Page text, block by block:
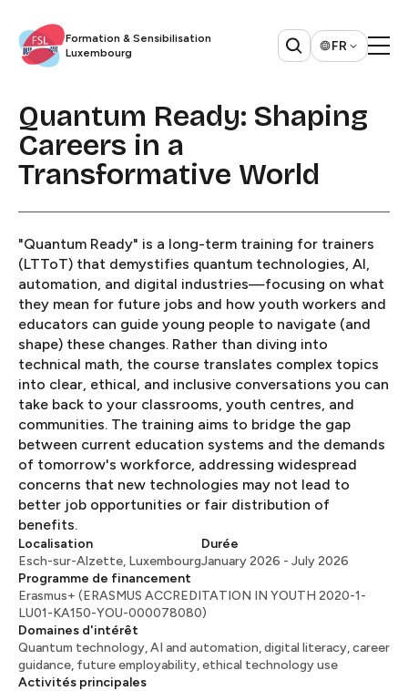
Formation & Sensibilisation
Luxembourg​​​​‌ ‍ ​‍​‍‌‍ ‌ ​‍‌‍‍‌‌‍‌ ‌‍‍‌‌‍ ‍​‍​‍​ ‍‍​‍​‍‌ ​ ‌‍​‌‌‍ ‍‌‍‍‌‌ ‌​‌ ‍‌​‍ ‍‌‍‍‌‌‍ ​‍​‍​‍ ​​‍​‍‌‍‍​‌ ​‍‌‍‌‌‌‍‌‍​‍​‍​ ‍‍​‍​‍​‍ ‌ ​ ‌ ‌​‌ ‌‌‌‍‌​‌‍‍‌‌‍ ​‍ ‌‍‍‌‌‍ ‍‌ ‌​‌‍‌‌‌‍ ‍‌ ‌​​‍ ‌‍‌‌‌‍‌​‌‍‍‌‌ ‌​​‍ ‌‍ ‌‌‍ ‌‍‌​‌‍‌‌​ ‌‌ ​​‌ ​‍‌‍‌‌‌ ​ ‌‍‌‌‌‍ ‍‌ ‌​‌‍​‌‌ ‌​‌‍‍‌‌‍ ‌‍ ‍​ ‍ ‌‍‍‌‌‍‌​​ ‌​ ​​‌‍​ ‌‍​‌​ ‌‍‌‍​‍​ ‌‌​ ​‍‌‍​ ​‍ ‌‌‍‌​​ ‌‍​ ​‌‌‍​‍​‍ ‌​ ‌​​ ‌‌‌‍‌‌​ ‌‍​‍ ‌​ ‍​​ ‌ ‌‍​‌​ ‌​​‍ ‌​ ‌‌‌‍‌‌​ ​ ​ ‌‍​ ‌​‌‍‌‌​ ‌‍​ ​​‌‍​‌​ ‌‍​ ​‍​ ​ ​ ‍ ‌ ‌​‌ ‍‌‌ ​​‌‍‌‌​ ‌‌ ​ ‌‍‍‌‌ ‌​‌‍‌‌‌‌​ ‌‍‌‌‌ ‌​‌ ‌​‌‍‍‌‌‍ ‍‌‍‌ ‌ ​ ​ ‍ ‌ ​​‌‍​‌‌ ‌​‌‍‍​​ ‌‌‍​‍‌ ​‍‌‍​‌‌‍ ‍‌‍‌​‌‍‍‌‌‍ ‍‌‍‌ ​‍ ‍‌‍​‍‌ ​‍‌‍​‌‌‍ ‍‌‍‌​‌​ ‍‌‍​‌‌‍ ‌‌‍‌‌​ ‌‍​‍‌‍​‌‌ ​ ‌‍‌‌‌‌‌‌‌ ​‍‌‍ ​​ ‌​‍‌‌​ ​‍‌​‌‍‌ ​ ‌ ‌​‌ ‌‌‌‍‌​‌‍‍‌‌‍ ​‍‌‍‌‍‍‌‌‍‌​​ ‌​ ​​‌‍​ ‌‍​‌​ ‌‍‌‍​‍​ ‌‌​ ​‍‌‍​ ​‍ ‌‌‍‌​​ ‌‍​ ​‌‌‍​‍​‍ ‌​ ‌​​ ‌‌‌‍‌‌​ ‌‍​‍ ‌​ ‍​​ ‌ ‌‍​‌​ ‌​​‍ ‌​ ‌‌‌‍‌‌​ ​ ​ ‌‍​ ‌​‌‍‌‌​ ‌‍​ ​​‌‍​‌​ ‌‍​ ​‍​ ​ ​‍‌‍‌ ‌​‌ ‍‌‌ ​​‌‍‌‌​ ‌‌ ​ ‌‍‍‌‌ ‌​‌‍‌‌‌‌​ ‌‍‌‌‌ ‌​‌ ‌​‌‍‍‌‌‍ ‍‌‍‌ ‌ ​ ​‍‌‍‌ ​​‌‍​‌‌ ‌​‌‍‍​​ ‌‌‍​‍‌ ​‍‌‍​‌‌‍ ‍‌‍‌​‌‍‍‌‌‍ ‍‌‍‌ ​‍ ‍‌‍​‍‌ ​‍‌‍​‌‌‍ ‍‌‍‌​‌​ ‍‌‍​‌‌‍ ‌‌‍‌‌​‍‌‍‌ ​​‌‍‌‌‌ ​‍‌ ​ ‌ ​​‌‍‌‌‌‍​ ‌ ‌​‌‍‍‌‌ ‌‍‌‍‌‌​ ‌‌ ​​‌ ‌‌‌‍​‍‌‍ ​‌‍‍‌‌ ​ ‌‍‍​‌‍‌‌‌‍‌​​‍​‍‌ ‌
FR
Quantum Ready: Shaping
Careers in a
Transformative World​​​​‌ ‍ ​‍​‍‌‍ ‌ ​‍‌‍‍‌‌‍‌ ‌‍‍‌‌‍ ‍​‍​‍​ ‍‍​‍​‍‌ ​ ‌‍​‌‌‍ ‍‌‍‍‌‌ ‌​‌ ‍‌​‍ ‍‌‍‍‌‌‍ ​‍​‍​‍ ​​‍​‍‌‍‍​‌ ​‍‌‍‌‌‌‍‌‍​‍​‍​ ‍‍​‍​‍​‍ ‌ ​ ‌ ‌​‌ ‌‌‌‍‌​‌‍‍‌‌‍ ​‍ ‌‍‍‌‌‍ ‍‌ ‌​‌‍‌‌‌‍ ‍‌ ‌​​‍ ‌‍‌‌‌‍‌​‌‍‍‌‌ ‌​​‍ ‌‍ ‌‌‍ ‌‍‌​‌‍‌‌​ ‌‌ ​​‌ ​‍‌‍‌‌‌ ​ ‌‍‌‌‌‍ ‍‌ ‌​‌‍​‌‌ ‌​‌‍‍‌‌‍ ‌‍ ‍​ ‍ ‌‍‍‌‌‍‌​​ ‌‌‍‌‍​ ​‍​ ​‌‌‍​‍​ ​ ​ ‌‍​ ‌‍​ ​‌​‍ ‌​ ​‌‌‍‌‌​ ‍​​ ‌ ​‍ ‌​ ‌​‌‍‌‌​ ‌​‌‍‌​​‍ ‌​ ‍‌​ ‍‌​ ‌​‌‍‌‍​‍ ‌‌‍​‍‌‍‌​​ ‍‌​ ​‌​ ​‍​ ​‍​ ‌​​ ​‌​ ‌ ‌‍​ ‌‍‌​​ ​‌​ ‍ ‌ ‌​‌ ‍‌‌ ​​‌‍‌‌​ ‌‌ ​​‌ ​‍‌‍ ‌‍‍‍‌‍‌‌‌‍​ ‌ ‌​​ ‍ ‌ ​​‌‍​‌‌ ‌​‌‍‍​​ ‌‌ ‌​‌‍‍‌‌ ‌​‌‍ ​‌‍‌‌​ ‌‍​‍‌‍​‌‌ ​ ‌‍‌‌‌‌‌‌‌ ​‍‌‍ ​​ ‌​‍‌‌​ ​‍‌​‌‍‌ ​ ‌ ‌​‌ ‌‌‌‍‌​‌‍‍‌‌‍ ​‍‌‍‌‍‍‌‌‍‌​​ ‌‌‍‌‍​ ​‍​ ​‌‌‍​‍​ ​ ​ ‌‍​ ‌‍​ ​‌​‍ ‌​ ​‌‌‍‌‌​ ‍​​ ‌ ​‍ ‌​ ‌​‌‍‌‌​ ‌​‌‍‌​​‍ ‌​ ‍‌​ ‍‌​ ‌​‌‍‌‍​‍ ‌‌‍​‍‌‍‌​​ ‍‌​ ​‌​ ​‍​ ​‍​ ‌​​ ​‌​ ‌ ‌‍​ ‌‍‌​​ ​‌​‍‌‍‌ ‌​‌ ‍‌‌ ​​‌‍‌‌​ ‌‌ ​​‌ ​‍‌‍ ‌‍‍‍‌‍‌‌‌‍​ ‌ ‌​​‍‌‍‌ ​​‌‍​‌‌ ‌​‌‍‍​​ ‌‌ ‌​‌‍‍‌‌ ‌​‌‍ ​‌‍‌‌​‍‌‍‌ ​​‌‍‌‌‌ ​‍‌ ​ ‌ ​​‌‍‌‌‌‍​ ‌ ‌​‌‍‍‌‌ ‌‍‌‍‌‌​ ‌‌ ​​‌ ‌‌‌‍​‍‌‍ ​‌‍‍‌‌ ​ ‌‍‍​‌‍‌‌‌‍‌​​‍​‍‌ ‌
"Quantum Ready" is a long-term training for trainers
(LTToT) that demystifies quantum technologies, AI,
automation, and digital industries—focusing on what
they mean for future jobs and how youth workers and
educators can guide young people to navigate (and
shape) these changes. Rather than diving into
technical math, the course translates complex topics
into clear, ethical, and inclusive conversations you can
take back to your classrooms, youth centres, and
communities. The training aims to bridge the gap
between current education systems and the demands
of tomorrow's workforce, addressing widespread
concerns that new technologies may not lead to
better job opportunities or fair distribution of
benefits. ​​​​‌ ‍ ​‍​‍‌‍ ‌ ​‍‌‍‍‌‌‍‌ ‌‍‍‌‌‍ ‍​‍​‍​ ‍‍​‍​‍‌ ​ ‌‍​‌‌‍ ‍‌‍‍‌‌ ‌​‌ ‍‌​‍ ‍‌‍‍‌‌‍ ​‍​‍​‍ ​​‍​‍‌‍‍​‌ ​‍‌‍‌‌‌‍‌‍​‍​‍​ ‍‍​‍​‍​‍ ‌ ​ ‌ ‌​‌ ‌‌‌‍‌​‌‍‍‌‌‍ ​‍ ‌‍‍‌‌‍ ‍‌ ‌​‌‍‌‌‌‍ ‍‌ ‌​​‍ ‌‍‌‌‌‍‌​‌‍‍‌‌ ‌​​‍ ‌‍ ‌‌‍ ‌‍‌​‌‍‌‌​ ‌‌ ​​‌ ​‍‌‍‌‌‌ ​ ‌‍‌‌‌‍ ‍‌ ‌​‌‍​‌‌ ‌​‌‍‍‌‌‍ ‌‍ ‍​ ‍ ‌‍‍‌‌‍‌​​ ‌‌‍‌‍​ ​‍​ ​‌‌‍​‍​ ​ ​ ‌‍​ ‌‍​ ​‌​‍ ‌​ ​‌‌‍‌‌​ ‍​​ ‌ ​‍ ‌​ ‌​‌‍‌‌​ ‌​‌‍‌​​‍ ‌​ ‍‌​ ‍‌​ ‌​‌‍‌‍​‍ ‌‌‍​‍‌‍‌​​ ‍‌​ ​‌​ ​‍​ ​‍​ ‌​​ ​‌​ ‌ ‌‍​ ‌‍‌​​ ​‌​ ‍ ‌ ‌​‌ ‍‌‌ ​​‌‍‌‌​ ‌‌ ​​‌ ​‍‌‍ ‌‍‍‍‌‍‌‌‌‍​ ‌ ‌​​ ‍ ‌ ​​‌‍​‌‌ ‌​‌‍‍​​ ‌‌‍‌​‌‍‌‌‌ ​ ‌‍​ ‌ ​‍‌‍‍‌‌ ​​‌ ‌​‌‍‍‌‌‍ ‌‍ ‍​ ‌‍​‍‌‍​‌‌ ​ ‌‍‌‌‌‌‌‌‌ ​‍‌‍ ​​ ‌​‍‌‌​ ​‍‌​‌‍‌ ​ ‌ ‌​‌ ‌‌‌‍‌​‌‍‍‌‌‍ ​‍‌‍‌‍‍‌‌‍‌​​ ‌‌‍‌‍​ ​‍​ ​‌‌‍​‍​ ​ ​ ‌‍​ ‌‍​ ​‌​‍ ‌​ ​‌‌‍‌‌​ ‍​​ ‌ ​‍ ‌​ ‌​‌‍‌‌​ ‌​‌‍‌​​‍ ‌​ ‍‌​ ‍‌​ ‌​‌‍‌‍​‍ ‌‌‍​‍‌‍‌​​ ‍‌​ ​‌​ ​‍​ ​‍​ ‌​​ ​‌​ ‌ ‌‍​ ‌‍‌​​ ​‌​‍‌‍‌ ‌​‌ ‍‌‌ ​​‌‍‌‌​ ‌‌ ​​‌ ​‍‌‍ ‌‍‍‍‌‍‌‌‌‍​ ‌ ‌​​‍‌‍‌ ​​‌‍​‌‌ ‌​‌‍‍​​ ‌‌‍‌​‌‍‌‌‌ ​ ‌‍​ ‌ ​‍‌‍‍‌‌ ​​‌ ‌​‌‍‍‌‌‍ ‌‍ ‍​‍‌‍‌ ​​‌‍‌‌‌ ​‍‌ ​ ‌ ​​‌‍‌‌‌‍​ ‌ ‌​‌‍‍‌‌ ‌‍‌‍‌‌​ ‌‌ ​​‌ ‌‌‌‍​‍‌‍ ​‌‍‍‌‌ ​ ‌‍‍​‌‍‌‌‌‍‌​​‍​‍‌ ‌
Localisation
Esch-sur-Alzette, Luxembourg​​​​‌ ‍ ​‍​‍‌‍ ‌ ​‍‌‍‍‌‌‍‌ ‌‍‍‌‌‍ ‍​‍​‍​ ‍‍​‍​‍‌ ​ ‌‍​‌‌‍ ‍‌‍‍‌‌ ‌​‌ ‍‌​‍ ‍‌‍‍‌‌‍ ​‍​‍​‍ ​​‍​‍‌‍‍​‌ ​‍‌‍‌‌‌‍‌‍​‍​‍​ ‍‍​‍​‍​‍ ‌ ​ ‌ ‌​‌ ‌‌‌‍‌​‌‍‍‌‌‍ ​‍ ‌‍‍‌‌‍ ‍‌ ‌​‌‍‌‌‌‍ ‍‌ ‌​​‍ ‌‍‌‌‌‍‌​‌‍‍‌‌ ‌​​‍ ‌‍ ‌‌‍ ‌‍‌​‌‍‌‌​ ‌‌ ​​‌ ​‍‌‍‌‌‌ ​ ‌‍‌‌‌‍ ‍‌ ‌​‌‍​‌‌ ‌​‌‍‍‌‌‍ ‌‍ ‍​ ‍ ‌‍‍‌‌‍‌​​ ‌‌‍‌‍​ ​‍​ ​‌‌‍​‍​ ​ ​ ‌‍​ ‌‍​ ​‌​‍ ‌​ ​‌‌‍‌‌​ ‍​​ ‌ ​‍ ‌​ ‌​‌‍‌‌​ ‌​‌‍‌​​‍ ‌​ ‍‌​ ‍‌​ ‌​‌‍‌‍​‍ ‌‌‍​‍‌‍‌​​ ‍‌​ ​‌​ ​‍​ ​‍​ ‌​​ ​‌​ ‌ ‌‍​ ‌‍‌​​ ​‌​ ‍ ‌ ‌​‌ ‍‌‌ ​​‌‍‌‌​ ‌‌ ​​‌ ​‍‌‍ ‌‍‍‍‌‍‌‌‌‍​ ‌ ‌​​ ‍ ‌ ​​‌‍​‌‌ ‌​‌‍‍​​ ‌‌‍‌​‌‍‌‌‌ ‌​‌‍​‌‌‍‍‌‌‍ ​‌ ​ ​‍‌‌​ ‌‌‌​​‍‌‌ ‌‍‍ ‌‍‌‌‌ ‍‌​‍‌‌​ ​ ‌​‌​​‍‌‌​ ​ ‌​‌​​‍‌‌​ ​‍​ ​‍​ ​‌​ ‌​​ ​ ‌‍​ ​ ​‍‌‍‌​‌‍‌‌​ ‍​​ ‍​‌‍‌‌​ ​‌​ ‍​​‍‌‌​ ​‍​ ​‍​‍‌‌​ ‌‌‌​‌​​‍ ‍‌‍‍‌‌‍ ‍‌‍‌‍‌‍ ​ ‌‍​‍‌‍​‌‌ ​ ‌‍‌‌‌‌‌‌‌ ​‍‌‍ ​​ ‌​‍‌‌​ ​‍‌​‌‍‌ ​ ‌ ‌​‌ ‌‌‌‍‌​‌‍‍‌‌‍ ​‍‌‍‌‍‍‌‌‍‌​​ ‌‌‍‌‍​ ​‍​ ​‌‌‍​‍​ ​ ​ ‌‍​ ‌‍​ ​‌​‍ ‌​ ​‌‌‍‌‌​ ‍​​ ‌ ​‍ ‌​ ‌​‌‍‌‌​ ‌​‌‍‌​​‍ ‌​ ‍‌​ ‍‌​ ‌​‌‍‌‍​‍ ‌‌‍​‍‌‍‌​​ ‍‌​ ​‌​ ​‍​ ​‍​ ‌​​ ​‌​ ‌ ‌‍​ ‌‍‌​​ ​‌​‍‌‍‌ ‌​‌ ‍‌‌ ​​‌‍‌‌​ ‌‌ ​​‌ ​‍‌‍ ‌‍‍‍‌‍‌‌‌‍​ ‌ ‌​​‍‌‍‌ ​​‌‍​‌‌ ‌​‌‍‍​​ ‌‌‍‌​‌‍‌‌‌ ‌​‌‍​‌‌‍‍‌‌‍ ​‌ ​ ​‍‌‌​ ‌‌‌​​‍‌‌ ‌‍‍ ‌‍‌‌‌ ‍‌​‍‌‌​ ​ ‌​‌​​‍‌‌​ ​ ‌​‌​​‍‌‌​ ​‍​ ​‍​ ​‌​ ‌​​ ​ ‌‍​ ​ ​‍‌‍‌​‌‍‌‌​ ‍​​ ‍​‌‍‌‌​ ​‌​ ‍​​‍‌‌​ ​‍​ ​‍​‍‌‌​ ‌‌‌​‌​​‍ ‍‌‍‍‌‌‍ ‍‌‍‌‍‌‍ ​‍‌‍‌ ​​‌‍‌‌‌ ​‍‌ ​ ‌ ​​‌‍‌‌‌‍​ ‌ ‌​‌‍‍‌‌ ‌‍‌‍‌‌​ ‌‌ ​​‌ ‌‌‌‍​‍‌‍ ​‌‍‍‌‌ ​ ‌‍‍​‌‍‌‌‌‍‌​​‍​‍‌ ‌
Durée
January 2026 - July 2026​​​​‌ ‍ ​‍​‍‌‍ ‌ ​‍‌‍‍‌‌‍‌ ‌‍‍‌‌‍ ‍​‍​‍​ ‍‍​‍​‍‌ ​ ‌‍​‌‌‍ ‍‌‍‍‌‌ ‌​‌ ‍‌​‍ ‍‌‍‍‌‌‍ ​‍​‍​‍ ​​‍​‍‌‍‍​‌ ​‍‌‍‌‌‌‍‌‍​‍​‍​ ‍‍​‍​‍​‍ ‌ ​ ‌ ‌​‌ ‌‌‌‍‌​‌‍‍‌‌‍ ​‍ ‌‍‍‌‌‍ ‍‌ ‌​‌‍‌‌‌‍ ‍‌ ‌​​‍ ‌‍‌‌‌‍‌​‌‍‍‌‌ ‌​​‍ ‌‍ ‌‌‍ ‌‍‌​‌‍‌‌​ ‌‌ ​​‌ ​‍‌‍‌‌‌ ​ ‌‍‌‌‌‍ ‍‌ ‌​‌‍​‌‌ ‌​‌‍‍‌‌‍ ‌‍ ‍​ ‍ ‌‍‍‌‌‍‌​​ ‌‌‍‌‍​ ​‍​ ​‌‌‍​‍​ ​ ​ ‌‍​ ‌‍​ ​‌​‍ ‌​ ​‌‌‍‌‌​ ‍​​ ‌ ​‍ ‌​ ‌​‌‍‌‌​ ‌​‌‍‌​​‍ ‌​ ‍‌​ ‍‌​ ‌​‌‍‌‍​‍ ‌‌‍​‍‌‍‌​​ ‍‌​ ​‌​ ​‍​ ​‍​ ‌​​ ​‌​ ‌ ‌‍​ ‌‍‌​​ ​‌​ ‍ ‌ ‌​‌ ‍‌‌ ​​‌‍‌‌​ ‌‌ ​​‌ ​‍‌‍ ‌‍‍‍‌‍‌‌‌‍​ ‌ ‌​​ ‍ ‌ ​​‌‍​‌‌ ‌​‌‍‍​​ ‌‌‍‌​‌‍‌‌‌ ‌​‌‍​‌‌‍‍‌‌‍ ​‌ ​ ​‍‌‌​ ‌‌‌​​‍‌‌ ‌‍‍ ‌‍‌‌‌ ‍‌​‍‌‌​ ​ ‌​‌​​‍‌‌​ ​ ‌​‌​​‍‌‌​ ​‍​ ​‍​ ‌‍​ ‌‌​ ‌‌​ ​‌​ ‌​​ ‌‌​ ​​​ ​‌‌‍​‌​ ‍‌​ ‌ ‌‍​ ​‍‌‌​ ​‍​ ​‍​‍‌‌​ ‌‌‌​‌​​‍ ‍‌‍‍‌‌‍ ‍‌‍‌‍‌‍ ​ ‌‍​‍‌‍​‌‌ ​ ‌‍‌‌‌‌‌‌‌ ​‍‌‍ ​​ ‌​‍‌‌​ ​‍‌​‌‍‌ ​ ‌ ‌​‌ ‌‌‌‍‌​‌‍‍‌‌‍ ​‍‌‍‌‍‍‌‌‍‌​​ ‌‌‍‌‍​ ​‍​ ​‌‌‍​‍​ ​ ​ ‌‍​ ‌‍​ ​‌​‍ ‌​ ​‌‌‍‌‌​ ‍​​ ‌ ​‍ ‌​ ‌​‌‍‌‌​ ‌​‌‍‌​​‍ ‌​ ‍‌​ ‍‌​ ‌​‌‍‌‍​‍ ‌‌‍​‍‌‍‌​​ ‍‌​ ​‌​ ​‍​ ​‍​ ‌​​ ​‌​ ‌ ‌‍​ ‌‍‌​​ ​‌​‍‌‍‌ ‌​‌ ‍‌‌ ​​‌‍‌‌​ ‌‌ ​​‌ ​‍‌‍ ‌‍‍‍‌‍‌‌‌‍​ ‌ ‌​​‍‌‍‌ ​​‌‍​‌‌ ‌​‌‍‍​​ ‌‌‍‌​‌‍‌‌‌ ‌​‌‍​‌‌‍‍‌‌‍ ​‌ ​ ​‍‌‌​ ‌‌‌​​‍‌‌ ‌‍‍ ‌‍‌‌‌ ‍‌​‍‌‌​ ​ ‌​‌​​‍‌‌​ ​ ‌​‌​​‍‌‌​ ​‍​ ​‍​ ‌‍​ ‌‌​ ‌‌​ ​‌​ ‌​​ ‌‌​ ​​​ ​‌‌‍​‌​ ‍‌​ ‌ ‌‍​ ​‍‌‌​ ​‍​ ​‍​‍‌‌​ ‌‌‌​‌​​‍ ‍‌‍‍‌‌‍ ‍‌‍‌‍‌‍ ​‍‌‍‌ ​​‌‍‌‌‌ ​‍‌ ​ ‌ ​​‌‍‌‌‌‍​ ‌ ‌​‌‍‍‌‌ ‌‍‌‍‌‌​ ‌‌ ​​‌ ‌‌‌‍​‍‌‍ ​‌‍‍‌‌ ​ ‌‍‍​‌‍‌‌‌‍‌​​‍​‍‌ ‌
Programme de financement
Erasmus+ (ERASMUS ACCREDITATION IN YOUTH 2020-1-
LU01-KA150-YOU-000078080)​​​​‌ ‍ ​‍​‍‌‍ ‌ ​‍‌‍‍‌‌‍‌ ‌‍‍‌‌‍ ‍​‍​‍​ ‍‍​‍​‍‌ ​ ‌‍​‌‌‍ ‍‌‍‍‌‌ ‌​‌ ‍‌​‍ ‍‌‍‍‌‌‍ ​‍​‍​‍ ​​‍​‍‌‍‍​‌ ​‍‌‍‌‌‌‍‌‍​‍​‍​ ‍‍​‍​‍​‍ ‌ ​ ‌ ‌​‌ ‌‌‌‍‌​‌‍‍‌‌‍ ​‍ ‌‍‍‌‌‍ ‍‌ ‌​‌‍‌‌‌‍ ‍‌ ‌​​‍ ‌‍‌‌‌‍‌​‌‍‍‌‌ ‌​​‍ ‌‍ ‌‌‍ ‌‍‌​‌‍‌‌​ ‌‌ ​​‌ ​‍‌‍‌‌‌ ​ ‌‍‌‌‌‍ ‍‌ ‌​‌‍​‌‌ ‌​‌‍‍‌‌‍ ‌‍ ‍​ ‍ ‌‍‍‌‌‍‌​​ ‌‌‍‌‍​ ​‍​ ​‌‌‍​‍​ ​ ​ ‌‍​ ‌‍​ ​‌​‍ ‌​ ​‌‌‍‌‌​ ‍​​ ‌ ​‍ ‌​ ‌​‌‍‌‌​ ‌​‌‍‌​​‍ ‌​ ‍‌​ ‍‌​ ‌​‌‍‌‍​‍ ‌‌‍​‍‌‍‌​​ ‍‌​ ​‌​ ​‍​ ​‍​ ‌​​ ​‌​ ‌ ‌‍​ ‌‍‌​​ ​‌​ ‍ ‌ ‌​‌ ‍‌‌ ​​‌‍‌‌​ ‌‌ ​​‌ ​‍‌‍ ‌‍‍‍‌‍‌‌‌‍​ ‌ ‌​​ ‍ ‌ ​​‌‍​‌‌ ‌​‌‍‍​​ ‌‌‍‌​‌‍‌‌‌ ‌​‌‍​‌‌‍‍‌‌‍ ​‌ ​ ​‍‌‌​ ‌‌‌​​‍‌‌ ‌‍‍ ‌‍‌‌‌ ‍‌​‍‌‌​ ​ ‌​‌​​‍‌‌​ ​ ‌​‌​​‍‌‌​ ​‍​ ​‍​ ​‍​ ​​​ ‍​​ ‌‍‌‍​‌‌‍‌‍​ ​ ​ ​​​ ​‌​ ‌​‌‍​‍​ ​‌​‍‌‌​ ​‍​ ​‍​‍‌‌​ ‌‌‌​‌​​‍ ‍‌‍‍‌‌‍ ‍‌‍‌‍‌‍ ​ ‌‍​‍‌‍​‌‌ ​ ‌‍‌‌‌‌‌‌‌ ​‍‌‍ ​​ ‌​‍‌‌​ ​‍‌​‌‍‌ ​ ‌ ‌​‌ ‌‌‌‍‌​‌‍‍‌‌‍ ​‍‌‍‌‍‍‌‌‍‌​​ ‌‌‍‌‍​ ​‍​ ​‌‌‍​‍​ ​ ​ ‌‍​ ‌‍​ ​‌​‍ ‌​ ​‌‌‍‌‌​ ‍​​ ‌ ​‍ ‌​ ‌​‌‍‌‌​ ‌​‌‍‌​​‍ ‌​ ‍‌​ ‍‌​ ‌​‌‍‌‍​‍ ‌‌‍​‍‌‍‌​​ ‍‌​ ​‌​ ​‍​ ​‍​ ‌​​ ​‌​ ‌ ‌‍​ ‌‍‌​​ ​‌​‍‌‍‌ ‌​‌ ‍‌‌ ​​‌‍‌‌​ ‌‌ ​​‌ ​‍‌‍ ‌‍‍‍‌‍‌‌‌‍​ ‌ ‌​​‍‌‍‌ ​​‌‍​‌‌ ‌​‌‍‍​​ ‌‌‍‌​‌‍‌‌‌ ‌​‌‍​‌‌‍‍‌‌‍ ​‌ ​ ​‍‌‌​ ‌‌‌​​‍‌‌ ‌‍‍ ‌‍‌‌‌ ‍‌​‍‌‌​ ​ ‌​‌​​‍‌‌​ ​ ‌​‌​​‍‌‌​ ​‍​ ​‍​ ​‍​ ​​​ ‍​​ ‌‍‌‍​‌‌‍‌‍​ ​ ​ ​​​ ​‌​ ‌​‌‍​‍​ ​‌​‍‌‌​ ​‍​ ​‍​‍‌‌​ ‌‌‌​‌​​‍ ‍‌‍‍‌‌‍ ‍‌‍‌‍‌‍ ​‍‌‍‌ ​​‌‍‌‌‌ ​‍‌ ​ ‌ ​​‌‍‌‌‌‍​ ‌ ‌​‌‍‍‌‌ ‌‍‌‍‌‌​ ‌‌ ​​‌ ‌‌‌‍​‍‌‍ ​‌‍‍‌‌ ​ ‌‍‍​‌‍‌‌‌‍‌​​‍​‍‌ ‌
Domaines d'intérêt
Quantum technology, AI and automation, digital literacy, career
guidance, future employability, ethical technology use​​​​‌ ‍ ​‍​‍‌‍ ‌ ​‍‌‍‍‌‌‍‌ ‌‍‍‌‌‍ ‍​‍​‍​ ‍‍​‍​‍‌ ​ ‌‍​‌‌‍ ‍‌‍‍‌‌ ‌​‌ ‍‌​‍ ‍‌‍‍‌‌‍ ​‍​‍​‍ ​​‍​‍‌‍‍​‌ ​‍‌‍‌‌‌‍‌‍​‍​‍​ ‍‍​‍​‍​‍ ‌ ​ ‌ ‌​‌ ‌‌‌‍‌​‌‍‍‌‌‍ ​‍ ‌‍‍‌‌‍ ‍‌ ‌​‌‍‌‌‌‍ ‍‌ ‌​​‍ ‌‍‌‌‌‍‌​‌‍‍‌‌ ‌​​‍ ‌‍ ‌‌‍ ‌‍‌​‌‍‌‌​ ‌‌ ​​‌ ​‍‌‍‌‌‌ ​ ‌‍‌‌‌‍ ‍‌ ‌​‌‍​‌‌ ‌​‌‍‍‌‌‍ ‌‍ ‍​ ‍ ‌‍‍‌‌‍‌​​ ‌‌‍‌‍​ ​‍​ ​‌‌‍​‍​ ​ ​ ‌‍​ ‌‍​ ​‌​‍ ‌​ ​‌‌‍‌‌​ ‍​​ ‌ ​‍ ‌​ ‌​‌‍‌‌​ ‌​‌‍‌​​‍ ‌​ ‍‌​ ‍‌​ ‌​‌‍‌‍​‍ ‌‌‍​‍‌‍‌​​ ‍‌​ ​‌​ ​‍​ ​‍​ ‌​​ ​‌​ ‌ ‌‍​ ‌‍‌​​ ​‌​ ‍ ‌ ‌​‌ ‍‌‌ ​​‌‍‌‌​ ‌‌ ​​‌ ​‍‌‍ ‌‍‍‍‌‍‌‌‌‍​ ‌ ‌​​ ‍ ‌ ​​‌‍​‌‌ ‌​‌‍‍​​ ‌‌‍‌​‌‍‌‌‌ ‌​‌‍​‌‌‍‍‌‌‍ ​‌ ​ ​‍‌‌​ ‌‌‌​​‍‌‌ ‌‍‍ ‌‍‌‌‌ ‍‌​‍‌‌​ ​ ‌​‌​​‍‌‌​ ​ ‌​‌​​‍‌‌​ ​‍​ ​‍​ ‌‌‌‍​ ​ ‍​​ ‌ ​ ‌‌‌‍​ ‌‍‌​​ ​‌​ ‌‍‌‍​‌‌‍​‍‌‍‌​​‍‌‌​ ​‍​ ​‍​‍‌‌​ ‌‌‌​‌​​‍ ‍‌‍‍‌‌‍ ‍‌‍‌‍‌‍ ​ ‌‍​‍‌‍​‌‌ ​ ‌‍‌‌‌‌‌‌‌ ​‍‌‍ ​​ ‌​‍‌‌​ ​‍‌​‌‍‌ ​ ‌ ‌​‌ ‌‌‌‍‌​‌‍‍‌‌‍ ​‍‌‍‌‍‍‌‌‍‌​​ ‌‌‍‌‍​ ​‍​ ​‌‌‍​‍​ ​ ​ ‌‍​ ‌‍​ ​‌​‍ ‌​ ​‌‌‍‌‌​ ‍​​ ‌ ​‍ ‌​ ‌​‌‍‌‌​ ‌​‌‍‌​​‍ ‌​ ‍‌​ ‍‌​ ‌​‌‍‌‍​‍ ‌‌‍​‍‌‍‌​​ ‍‌​ ​‌​ ​‍​ ​‍​ ‌​​ ​‌​ ‌ ‌‍​ ‌‍‌​​ ​‌​‍‌‍‌ ‌​‌ ‍‌‌ ​​‌‍‌‌​ ‌‌ ​​‌ ​‍‌‍ ‌‍‍‍‌‍‌‌‌‍​ ‌ ‌​​‍‌‍‌ ​​‌‍​‌‌ ‌​‌‍‍​​ ‌‌‍‌​‌‍‌‌‌ ‌​‌‍​‌‌‍‍‌‌‍ ​‌ ​ ​‍‌‌​ ‌‌‌​​‍‌‌ ‌‍‍ ‌‍‌‌‌ ‍‌​‍‌‌​ ​ ‌​‌​​‍‌‌​ ​ ‌​‌​​‍‌‌​ ​‍​ ​‍​ ‌‌‌‍​ ​ ‍​​ ‌ ​ ‌‌‌‍​ ‌‍‌​​ ​‌​ ‌‍‌‍​‌‌‍​‍‌‍‌​​‍‌‌​ ​‍​ ​‍​‍‌‌​ ‌‌‌​‌​​‍ ‍‌‍‍‌‌‍ ‍‌‍‌‍‌‍ ​‍‌‍‌ ​​‌‍‌‌‌ ​‍‌ ​ ‌ ​​‌‍‌‌‌‍​ ‌ ‌​‌‍‍‌‌ ‌‍‌‍‌‌​ ‌‌ ​​‌ ‌‌‌‍​‍‌‍ ​‌‍‍‌‌ ​ ‌‍‍​‌‍‌‌‌‍‌​​‍​‍‌ ‌
Activités principales